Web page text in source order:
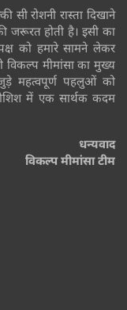
सी रोशनी रास्ता दिखाने
जरूरत होती है। इसी का
को हमारे सामने लेकर
विकल्प मीमांसा का मुख्य
महत्वपूर्ण पहलुओं को
में एक सार्थक कदम
धन्यवाद
विकल्प मीमांसा टीम